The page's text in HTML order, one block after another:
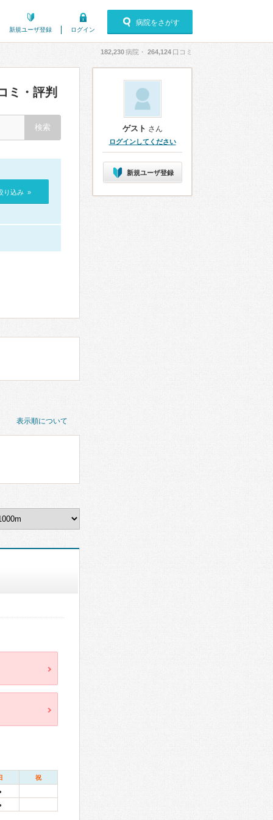
新規ユーザ登録 ログイン
病院をさがす
182,230病院・ 264,124 口コミ
ミ・評判
り込み »
表示順について
祝
ゲスト さん
ログインしてください
新規ユーザ登録